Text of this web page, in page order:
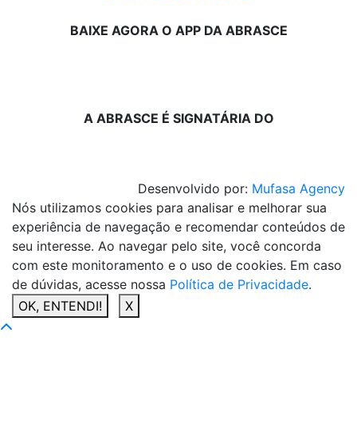
BAIXE AGORA O APP DA ABRASCE
A ABRASCE É SIGNATÁRIA DO
Desenvolvido por: Mufasa Agency
Nós utilizamos cookies para analisar e melhorar sua
experiência de navegação e recomendar conteúdos de
seu interesse. Ao navegar pelo site, você concorda
com este monitoramento e o uso de cookies. Em caso
de dúvidas, acesse nossa Política de Privacidade.
OK, ENTENDI!
X